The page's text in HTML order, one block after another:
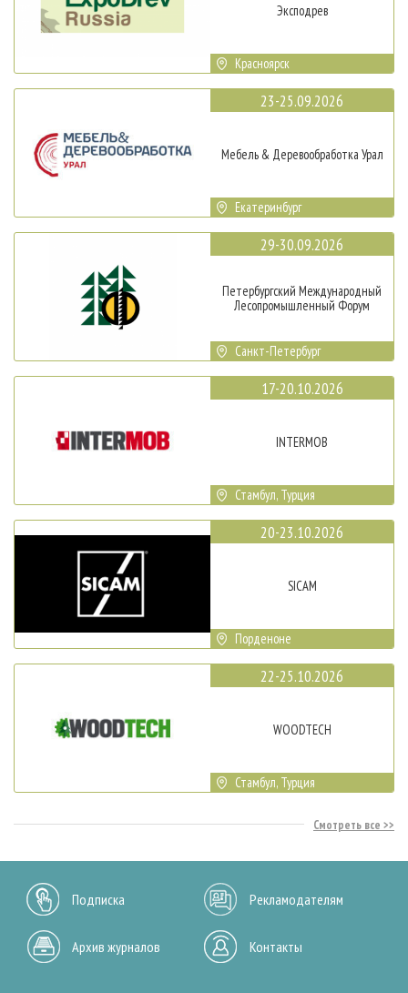
Эксподрев
Красноярск
23-25.09.2026
Мебель & Деревообработка Урал
Екатеринбург
29-30.09.2026
Петербургский Международный
Лесопромышленный Форум
Санкт-Петербург
17-20.10.2026
INTERMOB
Стамбул, Турция
20-23.10.2026
SICAM
Порденоне
22-25.10.2026
WOODTECH
Стамбул, Турция
Смотреть все
Подписка Рекламодателям
Архив журналов Контакты